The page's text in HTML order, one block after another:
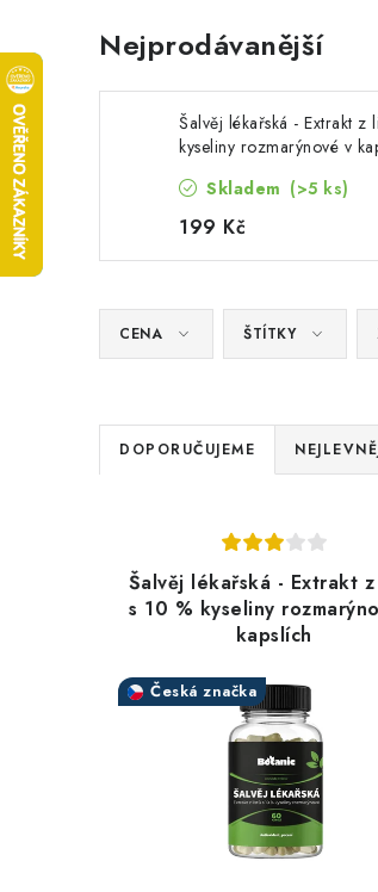
Nejprodávanější
Šalvěj lékařská - Extrakt z
kyseliny rozmarýnové v
Skladem (>5 ks)
199 Kč
CENA ŠTÍTKY
Ř
a
p
DOPORUČUJEME
Šalvěj lékařská - Extrakt
s 10 % kyseliny
kapslích
Česká značka